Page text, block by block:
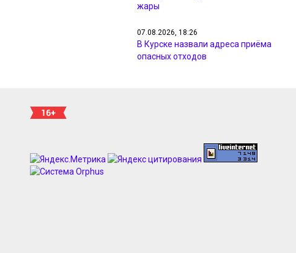
жары
07.08.2026, 18:26
В Курске назвали адреса приёма
опасных отходов
Курянам из Рыльска вернули свет и